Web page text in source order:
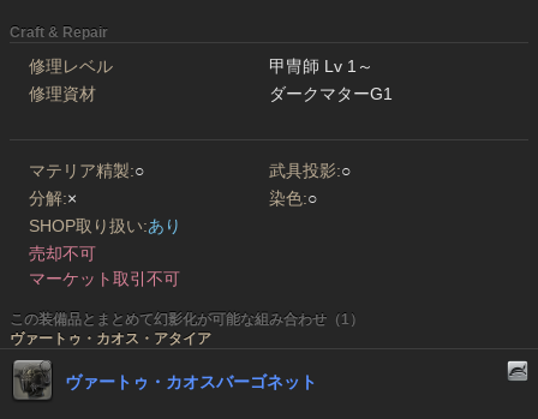
Craft & Repair
修理レベル
甲冑師 Lv 1～
修理資材
ダークマターG1
マテリア精製:○ 武具投影:○
分解:× 染色:○
SHOP取り扱い:あり
売却不可
マーケット取引不可
この装備品とまとめて幻影化が可能な組み合わせ（1）
ヴァートゥ・カオス・アタイア
ヴァートゥ・カオスバーゴネット